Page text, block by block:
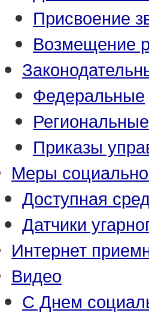
Присвоение
Возмещение
Федеральные
Региональные
Приказы
Меры
Доступная
Датчики
Интернет
Видео
С Днем